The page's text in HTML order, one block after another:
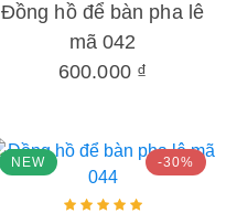
Đồng hồ để bàn pha lê
mã 042
600.000 ₫
NEW -30%